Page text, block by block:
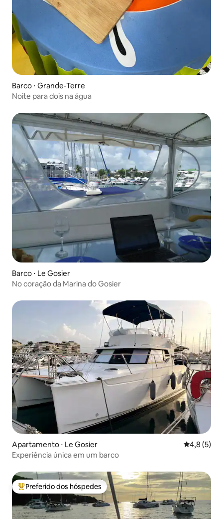
Barco ⋅ Grande-Terre
Noite para dois na água
Barco ⋅ Le Gosier
No coração da Marina do Gosier
Apartamento ⋅ Le Gosier 4,8 de
4,8 (5)
Experiência única em um barco
Entre os melhores preferidos dos hóspedes
Preferido dos hóspedes